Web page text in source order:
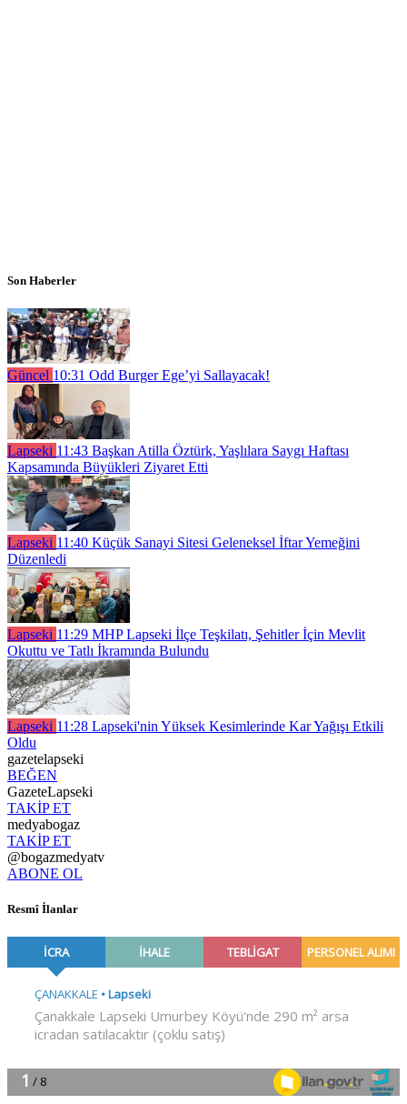
Son Haberler
Güncel 10:31 Odd Burger Ege’yi Sallayacak!
Lapseki 11:43 Başkan Atilla Öztürk, Yaşlılara Saygı Haftası
Kapsamında Büyükleri Ziyaret Etti
Lapseki 11:40 Küçük Sanayi Sitesi Geleneksel İftar Yemeğini
Düzenledi
Lapseki 11:29 MHP Lapseki İlçe Teşkilatı, Şehitler İçin Mevlit
Okuttu ve Tatlı İkramında Bulundu
Lapseki 11:28 Lapseki'nin Yüksek Kesimlerinde Kar Yağışı Etkili
Oldu
gazetelapseki
BEĞEN
GazeteLapseki
TAKİP ET
medyabogaz
TAKİP ET
@bogazmedyatv
ABONE OL
Resmî İlanlar